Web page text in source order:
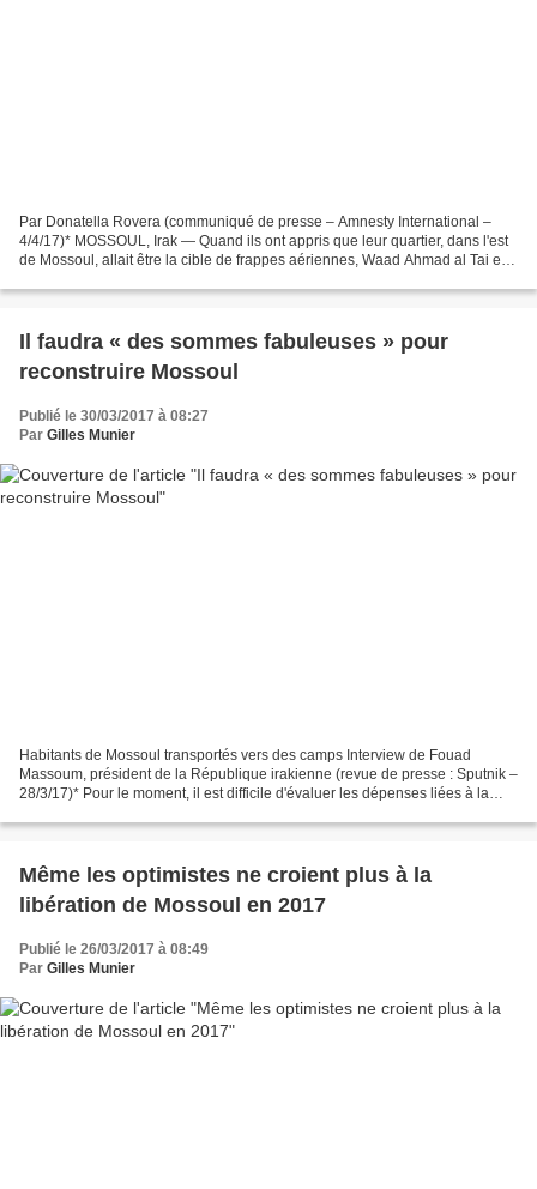
Par Donatella Rovera (communiqué de presse – Amnesty International –
4/4/17)* MOSSOUL, Irak — Quand ils ont appris que leur quartier, dans l'est
de Mossoul, allait être la cible de frappes aériennes, Waad Ahmad al Tai et
Il faudra « des sommes fabuleuses » pour
reconstruire Mossoul
Publié le 30/03/2017 à 08:27
Par Gilles Munier
Habitants de Mossoul transportés vers des camps Interview de Fouad
Massoum, président de la République irakienne (revue de presse : Sputnik –
28/3/17)* Pour le moment, il est difficile d'évaluer les dépenses liées à la
Même les optimistes ne croient plus à la
libération de Mossoul en 2017
Publié le 26/03/2017 à 08:49
Par Gilles Munier